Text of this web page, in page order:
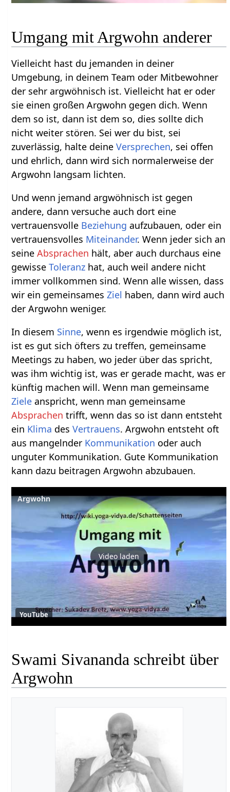
Umgang mit Argwohn anderer
Vielleicht hast du jemanden in deiner
Umgebung, in deinem Team oder Mitbewohner
der sehr argwöhnisch ist. Vielleicht hat er oder
sie einen großen Argwohn gegen dich. Wenn
dem so ist, dann ist dem so, dies sollte dich
nicht weiter stören. Sei wer du bist, sei
zuverlässig, halte deineVersprechen, sei offen
und ehrlich, dann wird sich normalerweise der
Argwohn langsam lichten.
Und wenn jemand argwöhnisch ist gegen
andere, dann versuche auch dort eine
vertrauensvolle Beziehung aufzubauen, oder ein
vertrauensvolles Miteinander. Wenn jeder sich an
seineAbsprachen hält, aber auch durchaus eine
gewisseToleranz hat, auch weil andere nicht
immer vollkommen sind. Wenn alle wissen, dass
wir ein gemeinsamesZiel haben, dann wird auch
der Argwohn weniger.
In diesem Sinne, wenn es irgendwie möglich ist,
ist es gut sich öfters zu treffen, gemeinsame
Meetings zu haben, wo jeder über das spricht,
was ihm wichtig ist, was er gerade macht, was er
künftig machen will. Wenn man gemeinsame
Ziele anspricht, wenn man gemeinsame
Absprachen trifft, wenn das so ist dann entsteht
ein Klima desVertrauens. Argwohn entsteht oft
aus mangelnder Kommunikation oder auch
unguter Kommunikation. Gute Kommunikation
kann dazu beitragen Argwohn abzubauen.
Argwohn
Video laden
YouTube
Swami Sivananda schreibt über
Argwohn